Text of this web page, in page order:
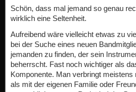
Schön, dass mal jemand so genau
wirklich eine Seltenheit.
Aufreibend wäre vielleicht etwas zu
bei der Suche eines neuen
jemanden zu finden, der sein
beherrscht. Fast noch wichtiger als
Komponente. Man verbringt meistens
als mit der eigenen Familie oder